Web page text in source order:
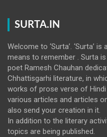
SURTA.IN
Welcome to ‘Surta’. ‘Surta’
means to remember . Surta
poet Ramesh Chauhan
Chhattisgarhi literature, in
works of prose verse of
various articles and articles
also send your creation in it.
In addition to the literary
topics are being published.